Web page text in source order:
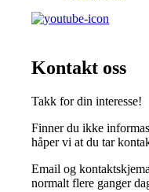
Kontakt oss
Takk for din interesse!
Finner du ikke
håper vi at du tar
Email og
normalt flere ganger